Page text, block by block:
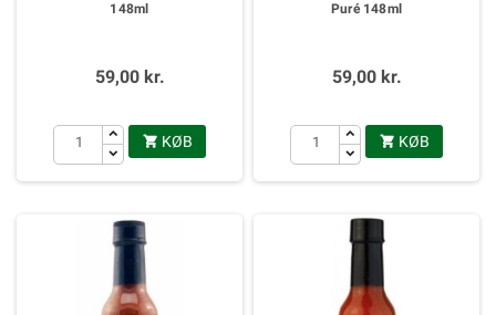
148ml
59,00 kr.
 KØB
Puré 148ml
59,00 kr.
 KØB